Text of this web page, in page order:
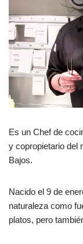
Es un Chef de
y copropietario del
Bajos.
Nacido el 9 de
naturaleza como
platos, pero